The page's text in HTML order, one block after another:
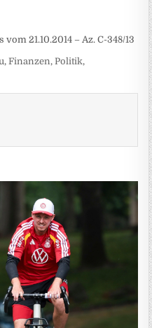
21.10.2014 – Az. C-348/13
,Finanzen, Politik,